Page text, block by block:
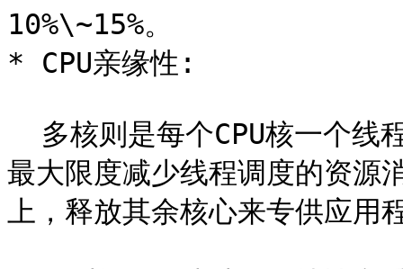
10%\~15%。
* CPU亲缘性:
最大限度减少线程调度的资
上，释放其余核心来专供应用